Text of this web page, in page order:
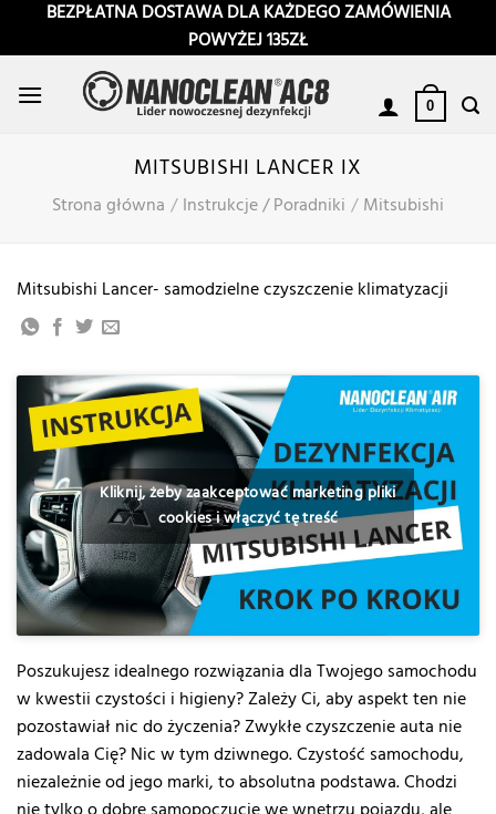
PrzewińBEZPŁATNA DOSTAWA DLA KAŻDEGO ZAMÓWIENIA
POWYŻEJ 135ZŁ
0
MITSUBISHI LANCER IX
Strona główna / Instrukcje / Poradniki / Mitsubishi
Mitsubishi Lancer- samodzielne czyszczenie klimatyzacji
Kliknij, żeby zaakceptować marketing pliki
cookies i włączyć tę treść
Poszukujesz idealnego rozwiązania dla Twojego samochodu
w kwestii czystości i higieny? Zależy Ci, aby aspekt ten nie
pozostawiał nic do życzenia? Zwykłe czyszczenie auta nie
zadowala Cię? Nic w tym dziwnego. Czystość samochodu,
niezależnie od jego marki, to absolutna podstawa. Chodzi